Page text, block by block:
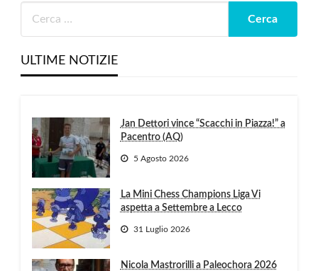
ULTIME NOTIZIE
Jan Dettori vince “Scacchi in Piazza!” a
Pacentro (AQ)
5 Agosto 2026
La Mini Chess Champions Liga Vi
aspetta a Settembre a Lecco
31 Luglio 2026
Nicola Mastrorilli a Paleochora 2026